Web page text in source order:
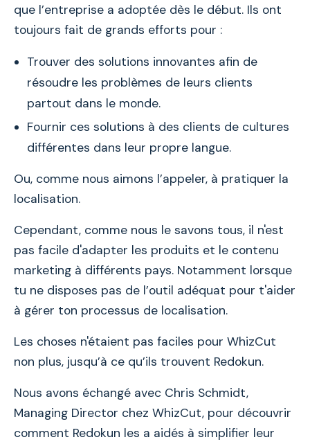
que l’entreprise a adoptée dès le début. Ils ont
toujours fait de grands efforts pour :
Trouver des solutions innovantes afin de
résoudre les problèmes de leurs clients
partout dans le monde.
Fournir ces solutions à des clients de cultures
différentes dans leur propre langue.
Ou, comme nous aimons l’appeler, à pratiquer la
localisation.
Cependant, comme nous le savons tous, il n'est
pas facile d'adapter les produits et le contenu
marketing à différents pays. Notamment lorsque
tu ne disposes pas de l’outil adéquat pour t'aider
à gérer ton processus de localisation.
Les choses n'étaient pas faciles pour WhizCut
non plus, jusqu’à ce qu’ils trouvent Redokun.
Nous avons échangé avec Chris Schmidt,
Managing Director chez WhizCut, pour découvrir
comment Redokun les a aidés à simplifier leur